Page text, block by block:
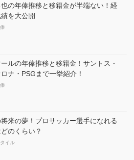
の年俸推移と移籍金が半端ない！経
を大公開
ルの年俸推移と移籍金！サントス・
ナ・PSGまで一挙紹介！
来の夢！プロサッカー選手になれる
のくらい？
イル